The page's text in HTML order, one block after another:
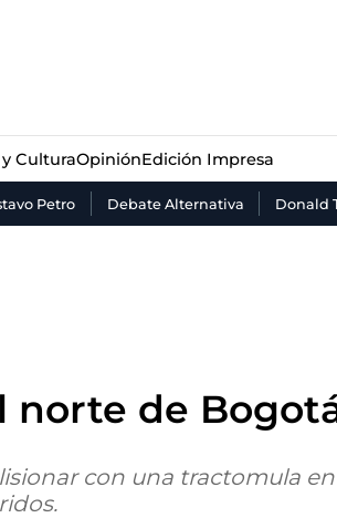
CulturaOpiniónEdición Impresa
Petro Debate Alternativa Donald
Cultura
norte de
con una tractomula